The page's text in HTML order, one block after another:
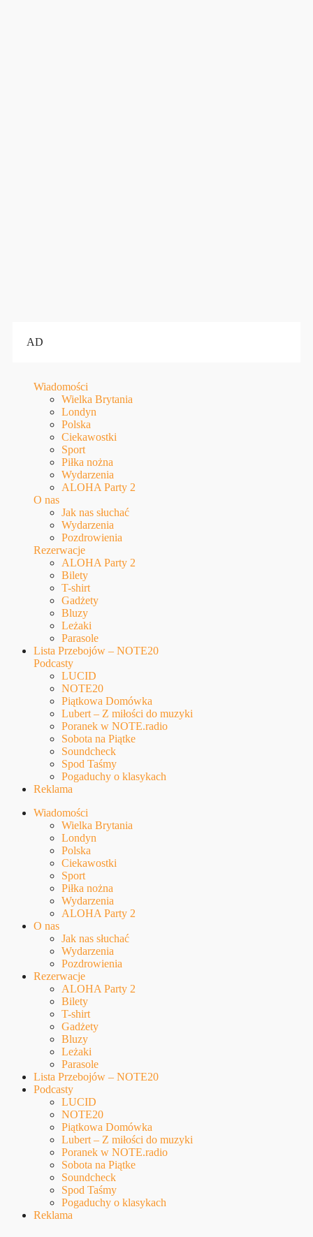
AD
Wiadomości
Wielka Brytania
Londyn
Polska
Ciekawostki
Sport
Piłka nożna
Wydarzenia
ALOHA Party 2
O nas
Jak nas słuchać
Wydarzenia
Pozdrowienia
Rezerwacje
ALOHA Party 2
Bilety
T-shirt
Gadżety
Bluzy
Leżaki
Parasole
Lista Przebojów – NOTE20
Podcasty
LUCID
NOTE20
Piątkowa Domówka
Lubert – Z miłości do muzyki
Poranek w NOTE.radio
Sobota na Piątke
Soundcheck
Spod Taśmy
Pogaduchy o klasykach
Reklama
Wiadomości
Wielka Brytania
Londyn
Polska
Ciekawostki
Sport
Piłka nożna
Wydarzenia
ALOHA Party 2
O nas
Jak nas słuchać
Wydarzenia
Pozdrowienia
Rezerwacje
ALOHA Party 2
Bilety
T-shirt
Gadżety
Bluzy
Leżaki
Parasole
Lista Przebojów – NOTE20
Podcasty
LUCID
NOTE20
Piątkowa Domówka
Lubert – Z miłości do muzyki
Poranek w NOTE.radio
Sobota na Piątke
Soundcheck
Spod Taśmy
Pogaduchy o klasykach
Reklama